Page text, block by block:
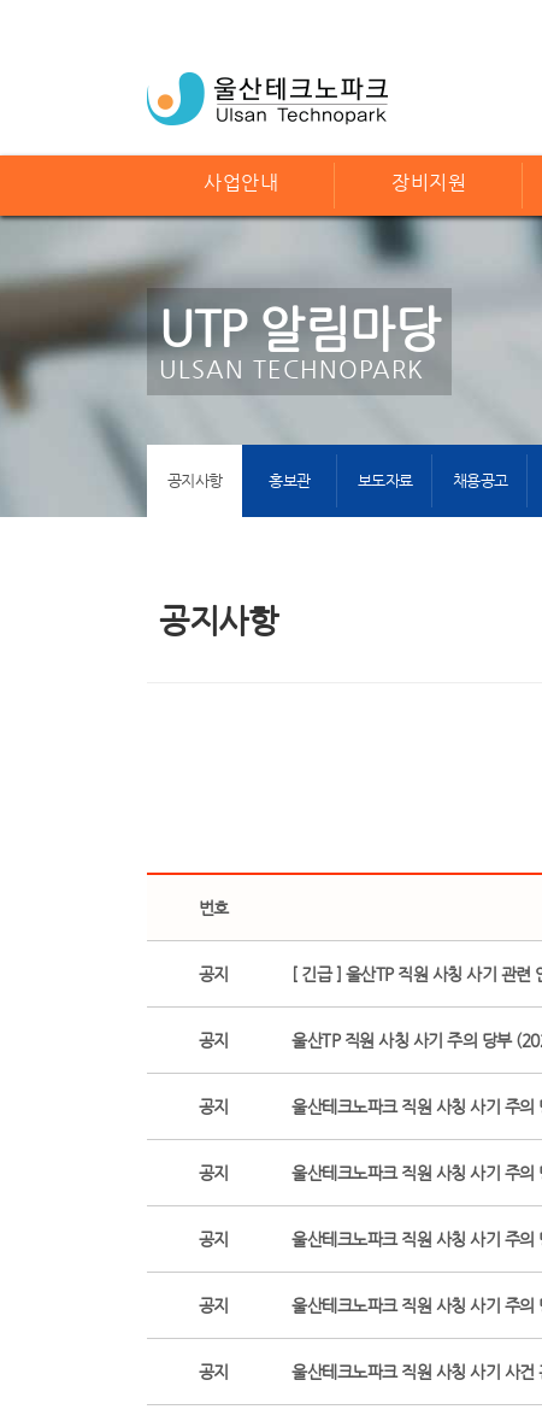
사업안내 장비지원
UTP 알림마당
ULSAN TECHNOPARK
공지사항 홍보관 보도자료 채용공고
공지사항
번호
공지 [ 긴급 ] 울산TP 직원 사칭 사기 관련
공지 울산TP 직원 사칭 사기 주의 당부
공지 울산테크노파크 직원 사칭 사기 주
공지 울산테크노파크 직원 사칭 사기 주
공지 울산테크노파크 직원 사칭 사기 주
공지 울산테크노파크 직원 사칭 사기 주의
공지 울산테크노파크 직원 사칭 사기 사건